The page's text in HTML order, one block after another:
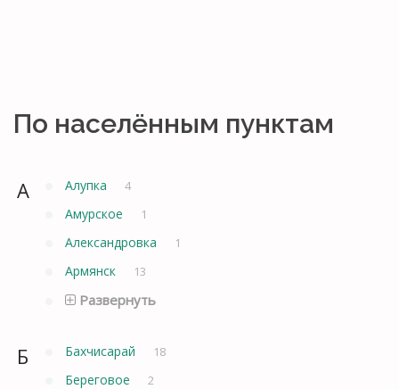
По населённым пунктам
А Алупка 4
Амурское 1
Александровка 1
Армянск 13
Развернуть
Б Бахчисарай 18
Береговое 2